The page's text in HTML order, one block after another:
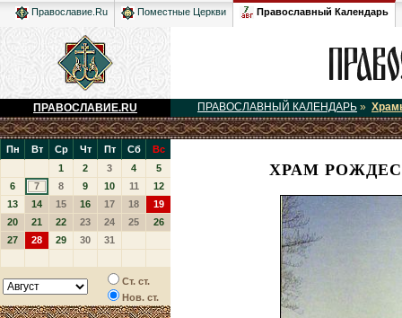
Православие.Ru Поместные Церкви Православный Календарь
ПРАВОСЛАВИЕ.RU ПРАВОСЛАВНЫЙ КАЛЕНДАРЬ »
Пн Вт Ср Чт Пт Сб
Вс
1
2 3 4
5
6
7 8 9 10 11
12
13
14 15 16 17 18
19
20
21 22 23 24 25
26
27
28 29 30 31
Ст. ст.
Нов. ст.
ХРАМ